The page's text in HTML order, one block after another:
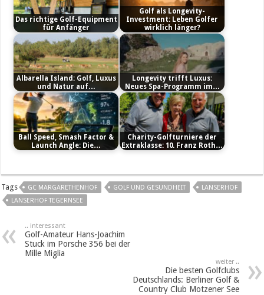
Das richtige Golf-Equipment
für Anfänger
Golf als Longevity-
Investment: Leben Golfer
wirklich länger?
Albarella Island: Golf, Luxus
und Natur auf…
Longevity trifft Luxus:
Neues Spa-Programm im…
Ball Speed, Smash Factor &
Launch Angle: Die…
Charity-Golfturniere der
Extraklasse: 10. Franz Roth…
Tags GC MARGARETHENHOF GOLF UND GESUNDHEIT
LANSERHOF
LANSERHOF TEGERNSEE
.. interessant
Golf-Amateur Hans-Joachim
Stuck im Porsche 356 bei der
Mille Miglia
weiter ..
Die besten Golfclubs
Deutschlands: Berliner Golf &
Country Club Motzener See